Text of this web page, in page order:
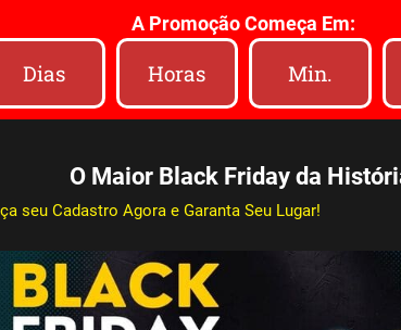
A Promoção Começa Em:
Dias Horas Min.
O Maior Black Friday da
seu Cadastro Agora e Garanta Seu Lugar!